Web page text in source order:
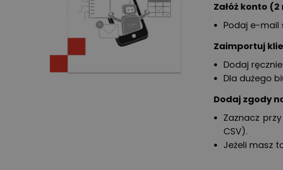
Załóż konto
Podaj e-mail
Zaimportuj
Dodaj
Dla dużego
Dodaj zgody
Zaznacz
CSV).
Jeżeli masz